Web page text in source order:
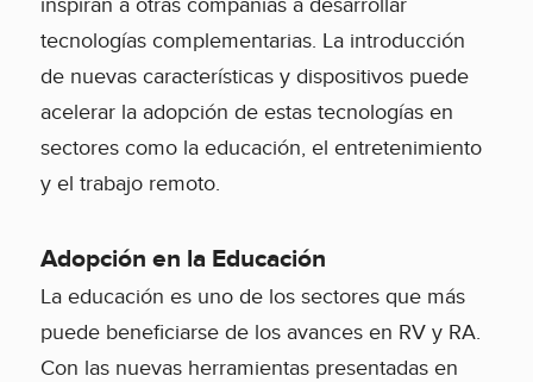
inspiran a otras compañías a desarrollar
tecnologías complementarias. La introducción
de nuevas características y dispositivos puede
acelerar la adopción de estas tecnologías en
sectores como la educación, el entretenimiento
y el trabajo remoto.
Adopción en la Educación
La educación es uno de los sectores que más
puede beneficiarse de los avances en RV y RA.
Con las nuevas herramientas presentadas en